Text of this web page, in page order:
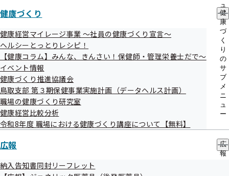
ュ
ー
健康づくり
健
康
づ
く
り
の
サ
ブ
メ
ニ
ュ
ー
健康経営マイレージ事業 ～社員の健康づくり宣言～
ヘルシーとっとりレシピ！
【健康コラム】みんな、きんさい！保健師・管理栄養士だで～
イベント情報
健康づくり推進協議会
鳥取支部 第３期保健事業実施計画（データヘルス計画）
職場の健康づくり研究室
健康経営比較分析
令和8年度 職場における健康づくり講座について【無料】
広報
広
報
納入告知書同封リーフレット
電子申請サービスについて
郵送先
〒680-8560 全国健康保険協会 鳥取支部
（鳥取市今町2丁目112番地 アクティ日ノ丸総本社ビル5階）
郵便番号は個別番号のため、住所の記入が省略できま